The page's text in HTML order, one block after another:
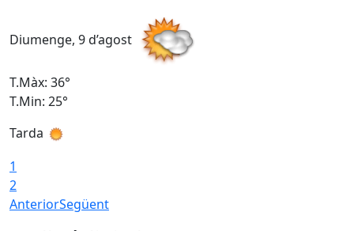
Diumenge, 9 d’agost
T.Màx: 36°
T.Min: 25°
Tarda
1
2
AnteriorSegüent